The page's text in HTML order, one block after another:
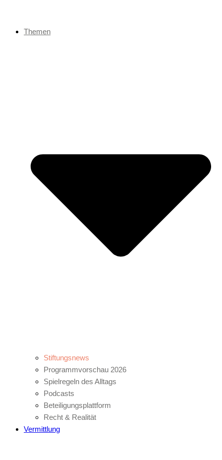
Themen
Stiftungsnews
Programmvorschau 2026
Spielregeln des Alltags
Podcasts
Beteiligungsplattform
Recht & Realität
Vermittlung